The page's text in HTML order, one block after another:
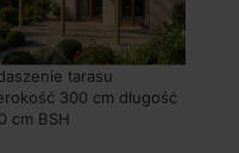
tarasu
300 cm długość
cm BSH